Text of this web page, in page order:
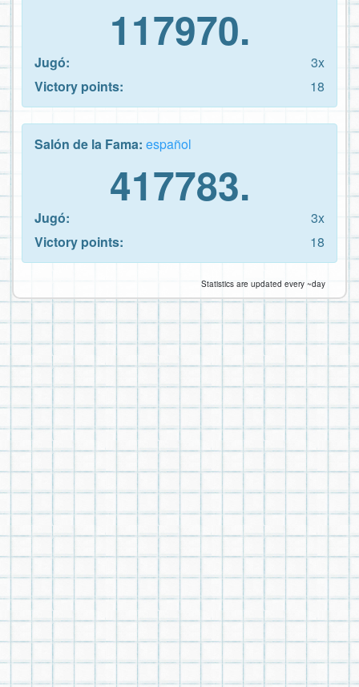
117970.
Jugó:
3x
Victory points:
18
Salón de la Fama: español
417783.
Jugó:
3x
Victory points:
18
Statistics are updated every ~day